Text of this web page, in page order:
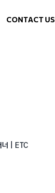
CONTACT US
| ETC